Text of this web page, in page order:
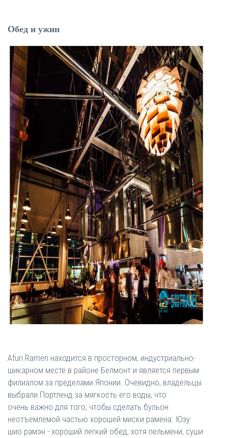
Обед и ужин
Afuri Ramen находится в просторном, индустриально-
шикарном месте в районе Белмонт и является первым
филиалом за пределами Японии. Очевидно, владельцы
выбрали Портленд за мягкость его воды, что
очень важно для того, чтобы сделать бульон
неотъемлемой частью хорошей миски рамена. Юзу
шио рамэн - хороший легкий обед, хотя пельмени, суши